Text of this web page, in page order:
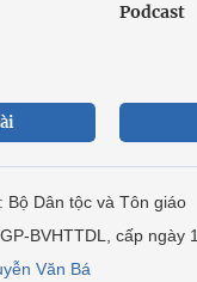
Podcast
Bộ Dân tộc và Tôn giáo
BVHTTDL, cấp ngày
Văn Bá